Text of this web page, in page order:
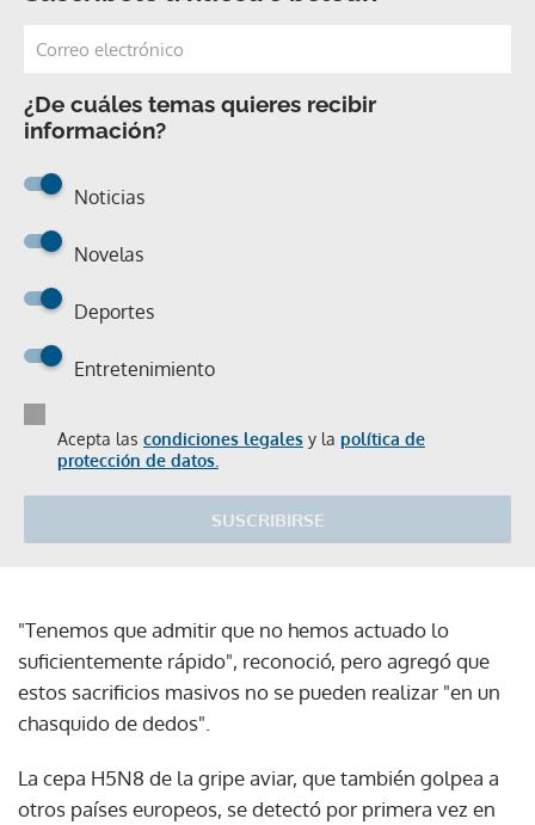
¿De cuáles temas quieres recibir
información?
Noticias
Novelas
Deportes
Entretenimiento
Acepta las condiciones legales y la política de
protección de datos.
SUSCRIBIRSE
"Tenemos que admitir que no hemos actuado lo
suficientemente rápido", reconoció, pero agregó que
estos sacrificios masivos no se pueden realizar "en un
chasquido de dedos".
La cepa H5N8 de la gripe aviar, que también golpea a
otros países europeos, se detectó por primera vez en